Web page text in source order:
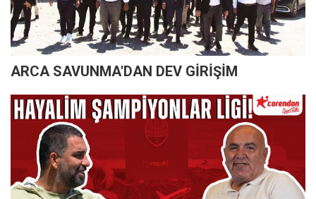
ARCA SAVUNMA'DAN DEV GİRİŞİM